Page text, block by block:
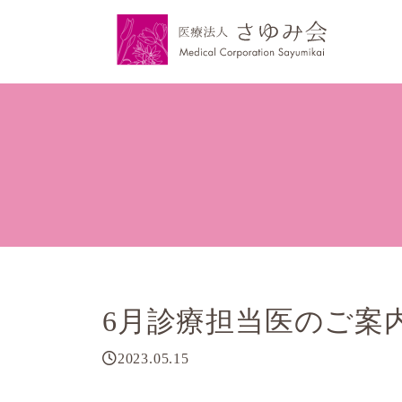
6月診療担当医のご案
2023.05.15